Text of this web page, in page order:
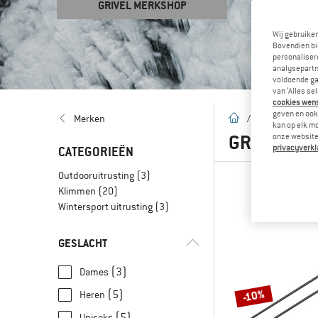
GRIVEL MERKSHOP
Merken
CATEGORIEËN
Outdooruitrusting (3)
Klimmen (20)
Wintersport uitrusting (3)
GESLACHT
Dames (3)
Heren (5)
Startpagina
/ Merken /
GRIVEL
-10%
Wij
Bovendien
voldoende
van ‘Alles
cookies
geven en
kan op elk
onze